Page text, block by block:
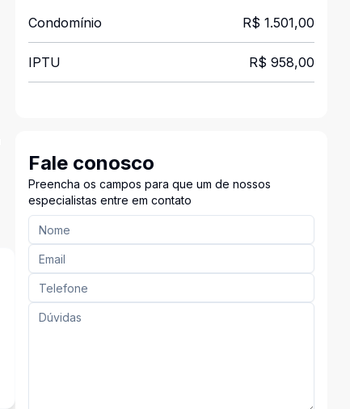
Condomínio R$ 1.501,00
IPTU R$ 958,00
Fale conosco
Preencha os campos para que um de nossos
especialistas entre em contato